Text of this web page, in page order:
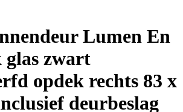
Lumen En
glas zwart
opdek rechts 83 x
deurbeslag